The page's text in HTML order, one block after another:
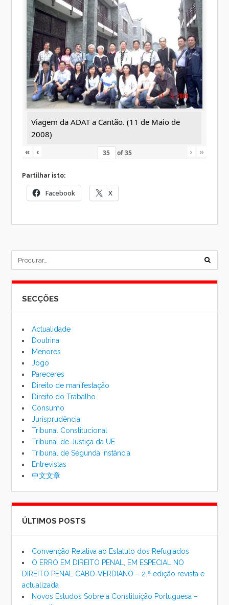
Viagem da ADAT a Cantão. (11 de Maio de
2008)
«
‹ of35 › »
Partilhar isto:
Facebook X
SECÇÕES
Actualidade
Doutrina
Menores
Jogo
Pareceres
Direito de manifestação
Direito do Trabalho
Consumo
Jurisprudência
Tribunal Constitucional
Tribunal de Justiça da UE
Tribunal de Segunda Instância
Entrevistas
中文文章
ÚLTIMOS POSTS
Convenção Relativa ao Estatuto dos Refugiados
O ERRO EM DIREITO PENAL, EM ESPECIAL NO
DIREITO PENAL CABO-VERDIANO – 2.ª edição revista e
actualizada
Novos Estudos Sobre a Constituição Portuguesa –